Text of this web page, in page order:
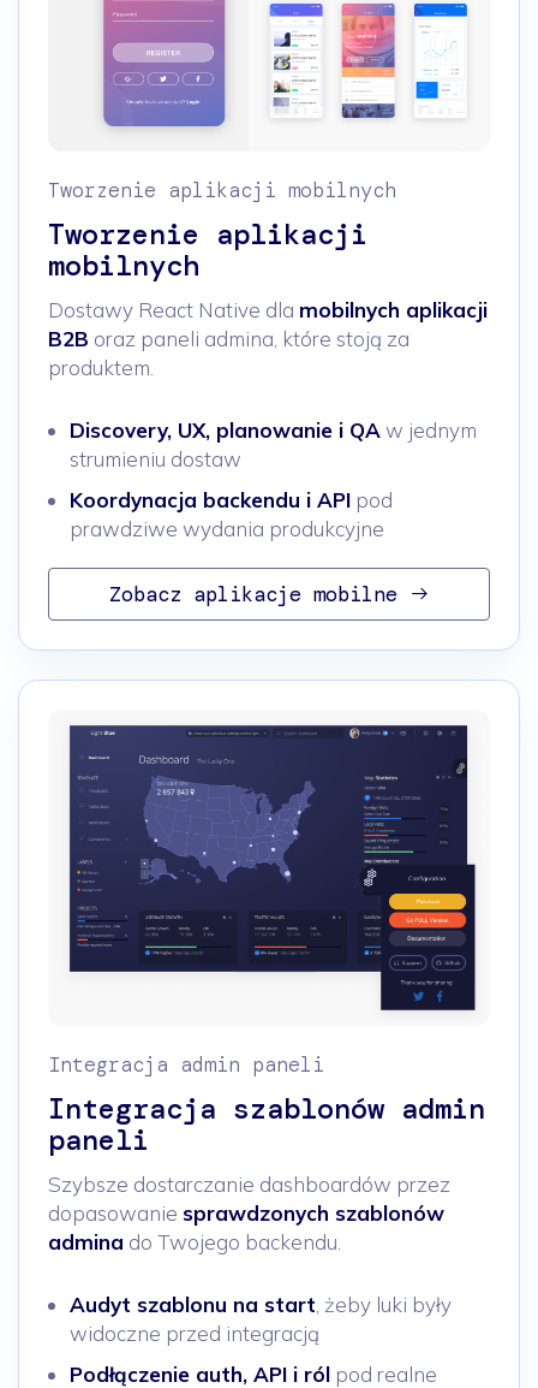
Tworzenie aplikacji mobilnych
Tworzenie aplikacji
mobilnych
Dostawy React Native dla mobilnych aplikacji
B2B oraz paneli admina, które stoją za
produktem.
Discovery, UX, planowanie i QA w jednym
strumieniu dostaw
Koordynacja backendu i API pod
prawdziwe wydania produkcyjne
Zobacz aplikacje mobilne
Integracja admin paneli
Integracja szablonów admin
paneli
Szybsze dostarczanie dashboardów przez
dopasowanie sprawdzonych szablonów
admina do Twojego backendu.
Audyt szablonu na start , żeby luki były
widoczne przed integracją
Podłączenie auth, API i ról pod realne